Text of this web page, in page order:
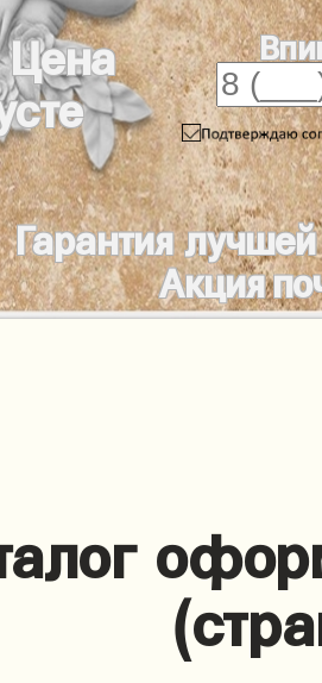
Цена
Гарантия
Акция